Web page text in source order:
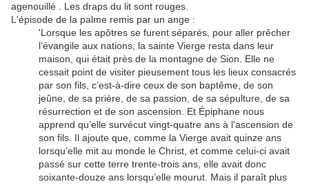
agenouillé . Les draps du lit sont rouges.
L'épisode de la palme remis par un ange :
'Lorsque les apôtres se furent séparés, pour aller prêcher
l’évangile aux nations, la sainte Vierge resta dans leur
maison, qui était près de la montagne de Sion. Elle ne
cessait point de visiter pieusement tous les lieux consacrés
par son fils, c’est-à-dire ceux de son baptême, de son
jeûne, de sa prière, de sa passion, de sa sépulture, de sa
résurrection et de son ascension. Et Épiphane nous
apprend qu’elle survécut vingt-quatre ans à l’ascension de
son fils. Il ajoute que, comme la Vierge avait quinze ans
lorsqu’elle mit au monde le Christ, et comme celui-ci avait
passé sur cette terre trente-trois ans, elle avait donc
soixante-douze ans lorsqu’elle mourut. Mais il paraît plus